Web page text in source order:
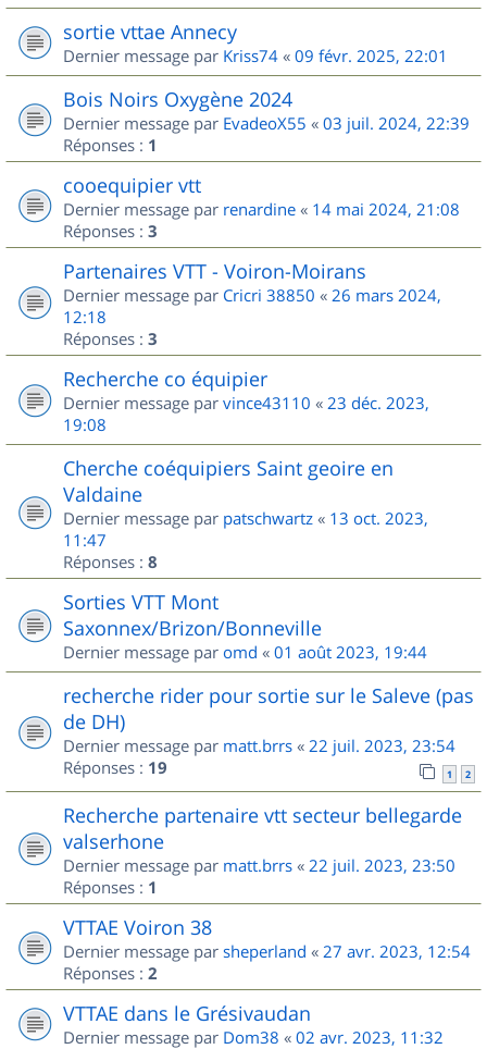
sortie vttae Annecy
Dernier message par Kriss74 « 09 févr. 2025, 22:01
Bois Noirs Oxygène 2024
Dernier message par EvadeoX55 « 03 juil. 2024, 22:39
Réponses : 1
cooequipier vtt
Dernier message par renardine « 14 mai 2024, 21:08
Réponses : 3
Partenaires VTT - Voiron-Moirans
Dernier message par Cricri 38850 « 26 mars 2024,
12:18
Réponses : 3
Recherche co équipier
Dernier message par vince43110 « 23 déc. 2023,
19:08
Cherche coéquipiers Saint geoire en
Valdaine
Dernier message par patschwartz « 13 oct. 2023,
11:47
Réponses : 8
Sorties VTT Mont
Saxonnex/Brizon/Bonneville
Dernier message par omd « 01 août 2023, 19:44
recherche rider pour sortie sur le Saleve (pas
de DH)
Dernier message par matt.brrs « 22 juil. 2023, 23:54
Réponses : 19 1 2
Recherche partenaire vtt secteur bellegarde
valserhone
Dernier message par matt.brrs « 22 juil. 2023, 23:50
Réponses : 1
VTTAE Voiron 38
Dernier message par sheperland « 27 avr. 2023, 12:54
Réponses : 2
VTTAE dans le Grésivaudan
Dernier message par Dom38 « 02 avr. 2023, 11:32